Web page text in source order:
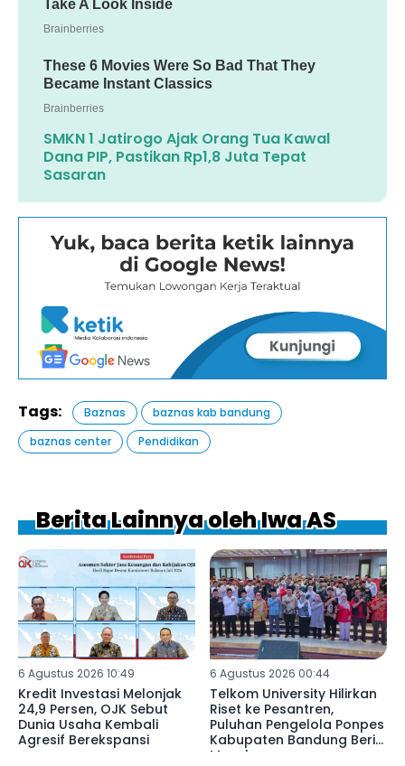
SMKN 1 Jatirogo Ajak Orang Tua Kawal
Dana PIP, Pastikan Rp1,8 Juta Tepat
Sasaran
Tags: Baznas
baznas kab bandung
baznas center
Pendidikan
Berita Lainnya oleh Iwa AS
6 Agustus 2026 10:49
Kredit Investasi Melonjak
24,9 Persen, OJK Sebut
Dunia Usaha Kembali
Agresif Berekspansi
6 Agustus 2026 00:44
Telkom University Hilirkan
Riset ke Pesantren,
Puluhan Pengelola Ponpes
Kabupaten Bandung Beri
Masukan